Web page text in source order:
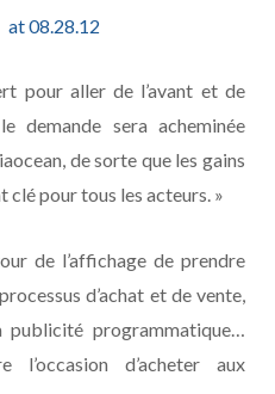
pour aller de l’avant et de
demande sera acheminée
de sorte que les gains
clé pour tous les acteurs. »
de l’affichage de prendre
d’achat et de vente,
publicité programmatique…
d’acheter aux